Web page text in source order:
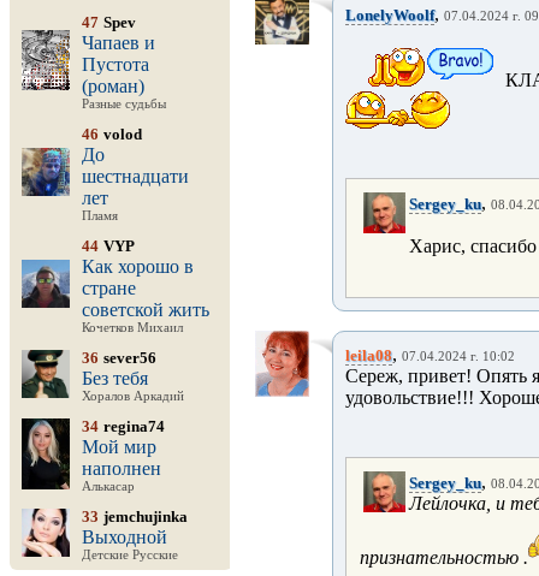
47 Spev
Чапаев и
Пустота
(роман)
Разные судьбы
46 volod
До
шестнадцати
лет
Пламя
44 VYP
Как хорошо в
стране
советской жить
Кочетков Михаил
36 sever56
Без тебя
Хоралов Аркадий
34 regina74
Мой мир
наполнен
Алькасар
33 jemchujinka
Выходной
Детские Русские
LonelyWoolf, 07.04.2024 г.
Sergey_ku,
Харис,
leila08, 07.04.2024 г. 10:02
Сереж, привет! Опять
удовольствие!!!
Sergey_ku,
Лейлочка, и
признательностью .